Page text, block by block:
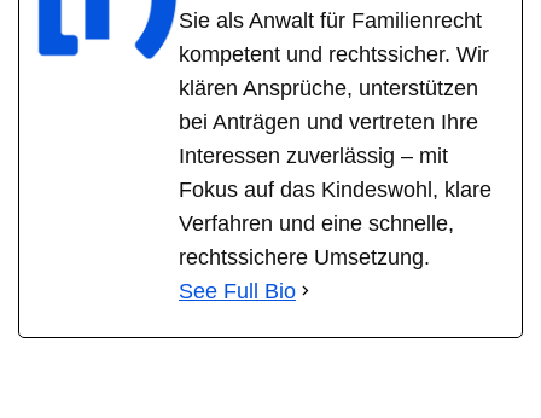
Sie als Anwalt für Familienrecht
kompetent und rechtssicher. Wir
klären Ansprüche, unterstützen
bei Anträgen und vertreten Ihre
Interessen zuverlässig – mit
Fokus auf das Kindeswohl, klare
Verfahren und eine schnelle,
rechtssichere Umsetzung.
See Full Bio